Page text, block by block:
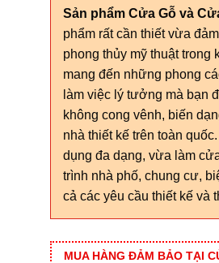
Sản phẩm Cửa Gỗ và
phẩm rất cần thiết vừa
phong thủy mỹ thuật trong
mang đến những phong
làm việc lý tưởng mà bạn
không cong vênh, biến
nhà thiết kế trên toàn
dụng đa dạng, vừa làm
trình nhà phố, chung cư,
cả các yêu cầu thiết kế và
MUA HÀNG ĐẢM BẢO TẠI